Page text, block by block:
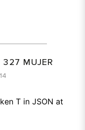
327 MUJER
T in JSON at